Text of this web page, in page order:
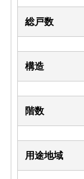
総戸数
構造
階数
用途地域